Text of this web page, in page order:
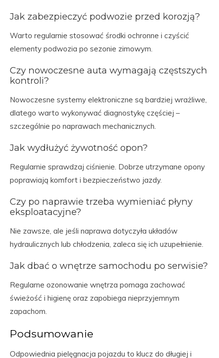
Jak zabezpieczyć podwozie przed korozją?
Warto regularnie stosować środki ochronne i czyścić
elementy podwozia po sezonie zimowym.
Czy nowoczesne auta wymagają częstszych
kontroli?
Nowoczesne systemy elektroniczne są bardziej wrażliwe,
dlatego warto wykonywać diagnostykę częściej –
szczególnie po naprawach mechanicznych.
Jak wydłużyć żywotność opon?
Regularnie sprawdzaj ciśnienie. Dobrze utrzymane opony
poprawiają komfort i bezpieczeństwo jazdy.
Czy po naprawie trzeba wymieniać płyny
eksploatacyjne?
Nie zawsze, ale jeśli naprawa dotyczyła układów
hydraulicznych lub chłodzenia, zaleca się ich uzupełnienie.
Jak dbać o wnętrze samochodu po serwisie?
Regularne ozonowanie wnętrza pomaga zachować
świeżość i higienę oraz zapobiega nieprzyjemnym
zapachom.
Podsumowanie
Odpowiednia pielęgnacja pojazdu to klucz do długiej i